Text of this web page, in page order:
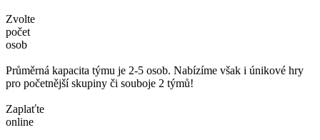
Zvolte
počet
osob
Průměrná kapacita týmu je 2-5 osob. Nabízíme však i únikové hry
pro početnější skupiny či souboje 2 týmů!
Zaplaťte
online